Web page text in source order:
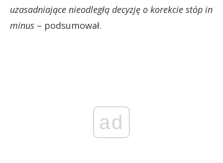
uzasadniające nieodległą decyzję o korekcie stóp in
minus – podsumował.
ad